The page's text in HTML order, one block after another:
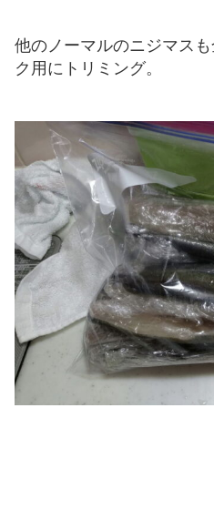
他のノーマルのニジマス
ク用にトリミング。